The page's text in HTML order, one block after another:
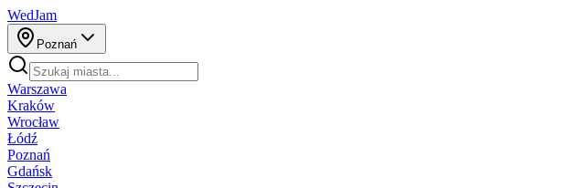
WedJam
Poznań
Warszawa
Kraków
Wrocław
Łódź
Poznań
Gdańsk